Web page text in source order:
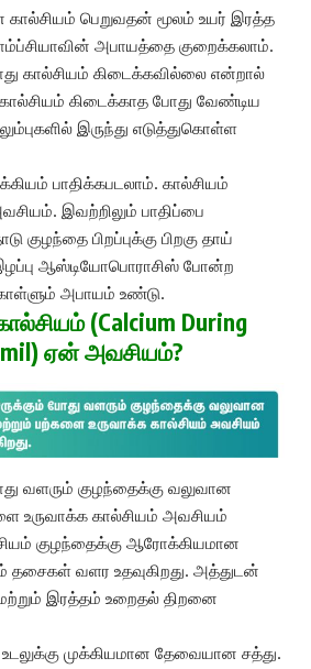
கால்சியம் பெறுவதன் மூலம் உயர் இரத்த
அபாயத்தை குறைக்கலாம்.
கால்சியம் கிடைக்கவில்லை என்றால்
கிடைக்காத போது வேண்டிய
இருந்து எடுத்துகொள்ள
பாதிக்கபடலாம். கால்சியம்
இவற்றிலும் பாதிப்பை
பிறப்புக்கு பிறகு தாய்
இழப்பு ஆஸ்டியோபொராசிஸ் போன்ற
அபாயம் உண்டு.
(Calcium During
ஏன் அவசியம்?
வளரும் குழந்தைக்கு வலுவான
உருவாக்க கால்சியம் அவசியம்
குழந்தைக்கு ஆரோக்கியமான
தசைகள் வளர உதவுகிறது. அத்துடன்
மற்றும் இரத்தம் உறைதல் திறனை
முக்கியமான தேவையான சத்து.